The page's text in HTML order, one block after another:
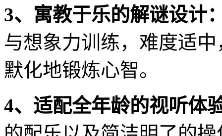
3、寓教于乐的解谜设计
与想象力训练，难度适
默化地锻炼心智。
4、适配全年龄的视听体